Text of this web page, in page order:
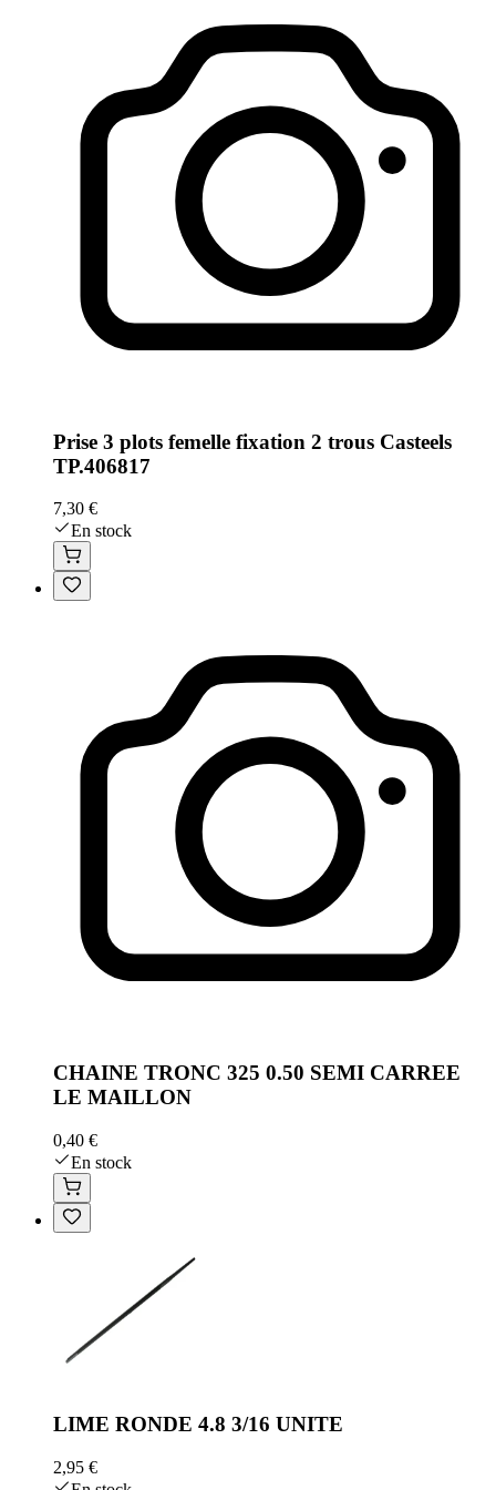
Prise 3 plots femelle fixation 2 trous Casteels
TP.406817
7,30 €
En stock
CHAINE TRONC 325 0.50 SEMI CARREE
LE MAILLON
0,40 €
En stock
LIME RONDE 4.8 3/16 UNITE
2,95 €